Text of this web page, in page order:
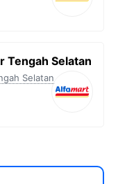
Tengah Selatan
Selatan